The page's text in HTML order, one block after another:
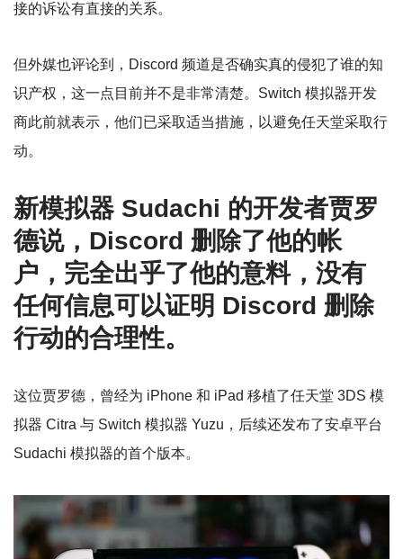
接的诉讼有直接的关系。
但外媒也评论到，Discord 频道是否确实真的侵犯了谁的知
识产权，这一点目前并不是非常清楚。Switch 模拟器开发
商此前就表示，他们已采取适当措施，以避免任天堂采取行
动。
新模拟器 Sudachi 的开发者贾罗
德说，Discord 删除了他的帐
户，完全出乎了他的意料，没有
任何信息可以证明 Discord 删除
行动的合理性。
这位贾罗德，曾经为 iPhone 和 iPad 移植了任天堂 3DS 模
拟器 Citra 与 Switch 模拟器 Yuzu，后续还发布了安卓平台
Sudachi 模拟器的首个版本。